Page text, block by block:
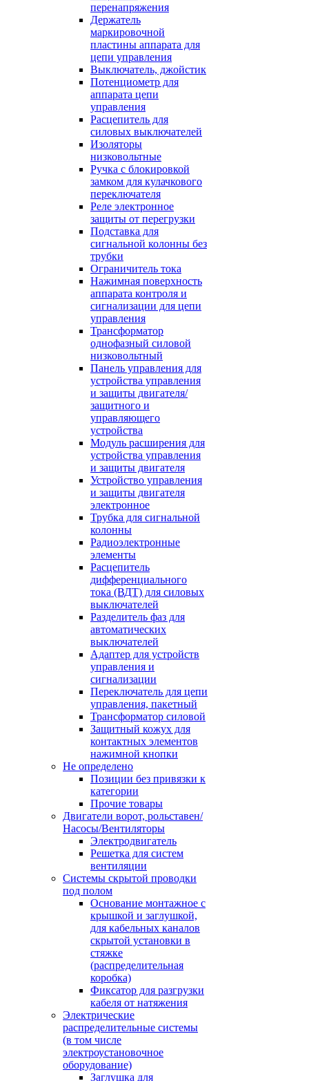
перенапряжения
Держатель
маркировочной
пластины аппарата для
цепи управления
Выключатель, джойстик
Потенциометр для
аппарата цепи
управления
Расцепитель для
силовых выключателей
Изоляторы
низковольтные
Ручка с блокировкой
замком для кулачкового
переключателя
Реле электронное
защиты от перегрузки
Подставка для
сигнальной колонны без
трубки
Ограничитель тока
Нажимная поверхность
аппарата контроля и
сигнализации для цепи
управления
Трансформатор
однофазный силовой
низковольтный
Панель управления для
устройства управления
и защиты двигателя/
защитного и
управляющего
устройства
Модуль расширения для
устройства управления
и защиты двигателя
Устройство управления
и защиты двигателя
электронное
Трубка для сигнальной
колонны
Радиоэлектронные
элементы
Расцепитель
дифференциального
тока (ВДТ) для силовых
выключателей
Разделитель фаз для
автоматических
выключателей
Адаптер для устройств
управления и
сигнализации
Переключатель для цепи
управления, пакетный
Трансформатор силовой
Защитный кожух для
контактных элементов
нажимной кнопки
Не определено
Позиции без привязки к
категории
Прочие товары
Двигатели ворот, рольставен/
Насосы/Вентиляторы
Электродвигатель
Решетка для систем
вентиляции
Системы скрытой проводки
под полом
Основание монтажное с
крышкой и заглушкой,
для кабельных каналов
скрытой установки в
стяжке
(распределительная
коробка)
Фиксатор для разгрузки
кабеля от натяжения
Электрические
распределительные системы
(в том числе
электроустановочное
оборудование)
Заглушка для